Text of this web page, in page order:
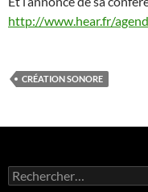
http://www.hear.fr/
CRÉATION SONORE
Rechercher :